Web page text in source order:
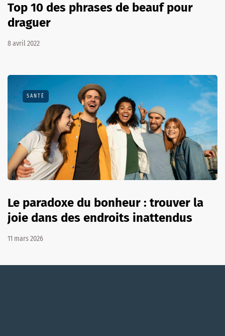
Top 10 des phrases de beauf pour
draguer
8 avril 2022
SANTÉ
Le paradoxe du bonheur : trouver la
joie dans des endroits inattendus
11 mars 2026